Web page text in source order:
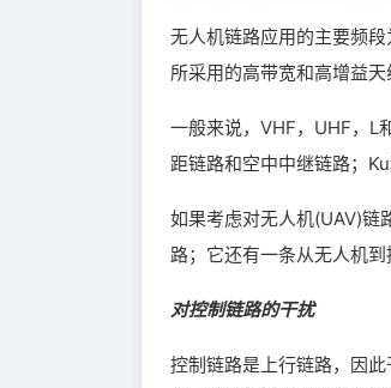
无人机链路应用的主要频
所采用的高带宽和高增益
一般来说，VHF，UHF，L
距链路和空中中继链路；
如果考虑对无人机(UAV)链
路；它还有一条从无人机到
对控制链路的干扰
控制链路是上行链路，因